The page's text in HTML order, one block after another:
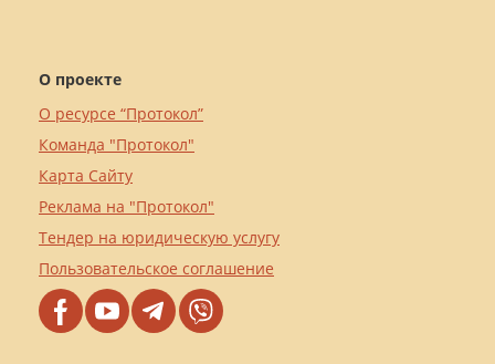
О проекте
О ресурсе “Протокол”
Команда "Протокол"
Карта Сайту
Реклама на "Протокол"
Тендер на юридическую услугу
Пользовательское соглашение